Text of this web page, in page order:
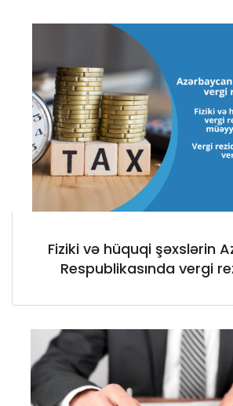
Fiziki və hüquqi şəxslərin
Respublikasında vergi